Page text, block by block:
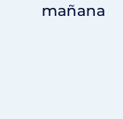
mañana